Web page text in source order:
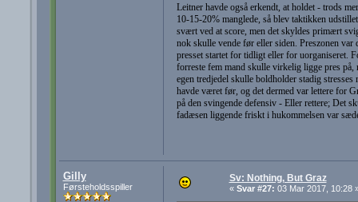
Leitner havde også erkendt, at holdet - trods
10-15-20% manglede, så blev taktikken
svært ved at score, men det skyldes primært
nok skulle vende før eller siden. Preszonen
presset startet for tidligt eller for uorganiseret.
forreste fem mand skulle virkelig ligge pres på,
egen tredjedel skulle boldholder stadig
havde været før, og det dermed var lettere for
på den svingende defensiv - Eller rettere; Det
fadæsen liggende friskt i hukommelsen var
Gilly
Førsteholdsspiller
Sv: Nothing, But Graz
« Svar #27: 03 Mar 2017, 10:28